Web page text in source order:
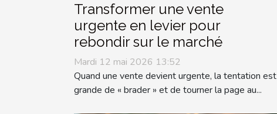
Transformer une vente
urgente en levier pour
rebondir sur le marché
Mardi 12 mai 2026 13:52
Quand une vente devient urgente, la tentation est
grande de « brader » et de tourner la page au...